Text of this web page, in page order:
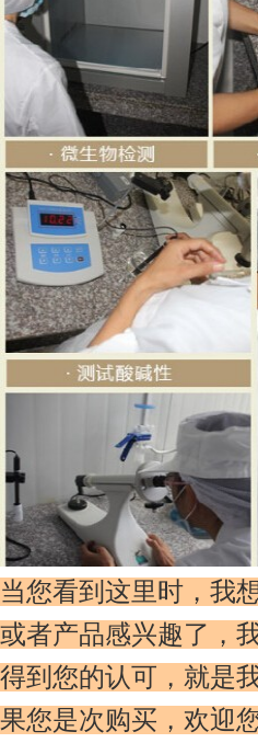
当您看到这里时，我
或者产品感兴趣了，
得到您的认可，就是
果您是次购买，欢迎